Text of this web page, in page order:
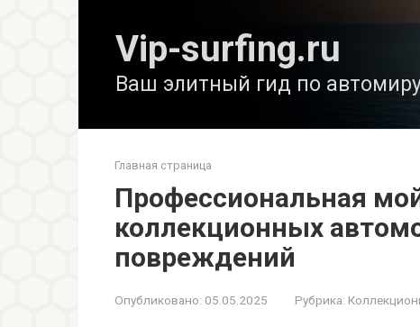
Vip-surfing.ru
Ваш элитный гид по
Главная страница
Профессиональная
коллекционных
повреждений
Опубликовано: 05.05.2025 Рубрика: